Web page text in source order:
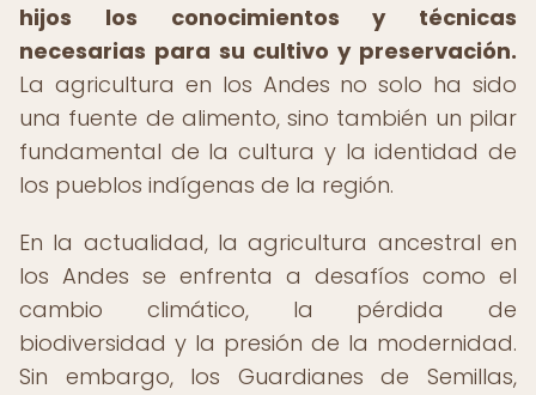
hijos los conocimientos y técnicas
necesarias para su cultivo y preservación.
La agricultura en los Andes no solo ha sido
una fuente de alimento, sino también un pilar
fundamental de la cultura y la identidad de
los pueblos indígenas de la región.
En la actualidad, la agricultura ancestral en
los Andes se enfrenta a desafíos como el
cambio climático, la pérdida de
biodiversidad y la presión de la modernidad.
Sin embargo, los Guardianes de Semillas,